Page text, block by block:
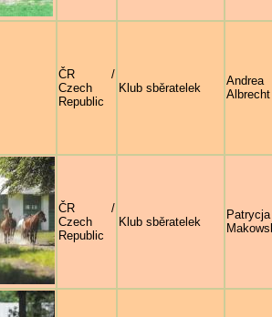
ČR /
Czech
Republic
Klub sběratelek
Andrea
Albrecht
ČR /
Czech
Republic
Klub sběratelek
Patrycja